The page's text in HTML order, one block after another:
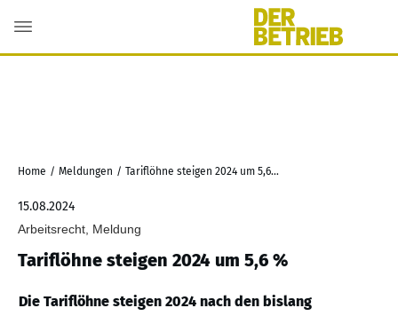
Home / Meldungen / Tariflöhne steigen 2024 um 5,6 %
15.08.2024
Arbeitsrecht, Meldung
Tariflöhne steigen 2024 um 5,6 %
Die Tariflöhne steigen 2024 nach den bislang